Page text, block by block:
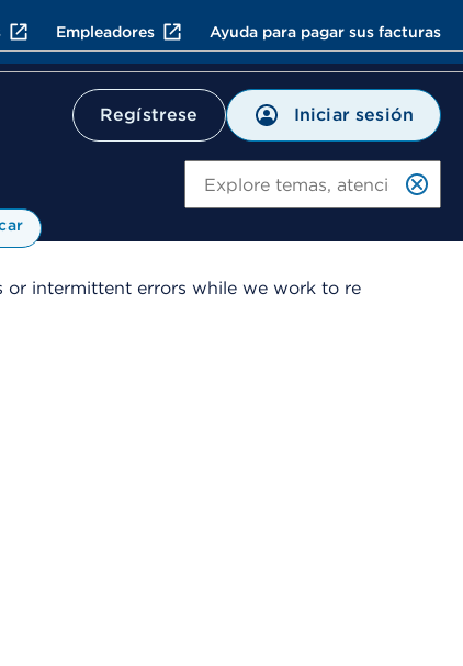
Empleadores Ayuda para pagar sus facturas
Regístrese Iniciar sesión
or intermittent errors while we work to re